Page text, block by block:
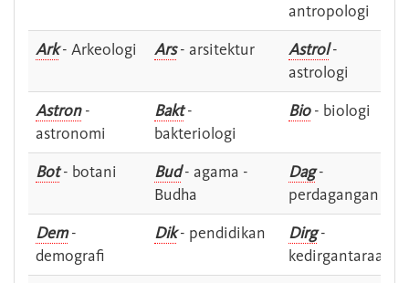
antropologi
Ark- Arkeologi Ars- arsitektur Astrol-
astrologi
Astron-
astronomi
Bakt-
bakteriologi
Bio- biologi
Bot- botani Bud- agama -
Budha
Dag-
perdagangan
Dem-
demografi
Dik- pendidikan Dirg-
kedirgantaraan